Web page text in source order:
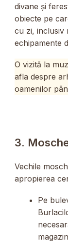
divane și
obiecte pe
cu zi, inclusiv
echipamente
O vizită la
afla despre
oamenilor
3.
Vechile
apropierea
Pe